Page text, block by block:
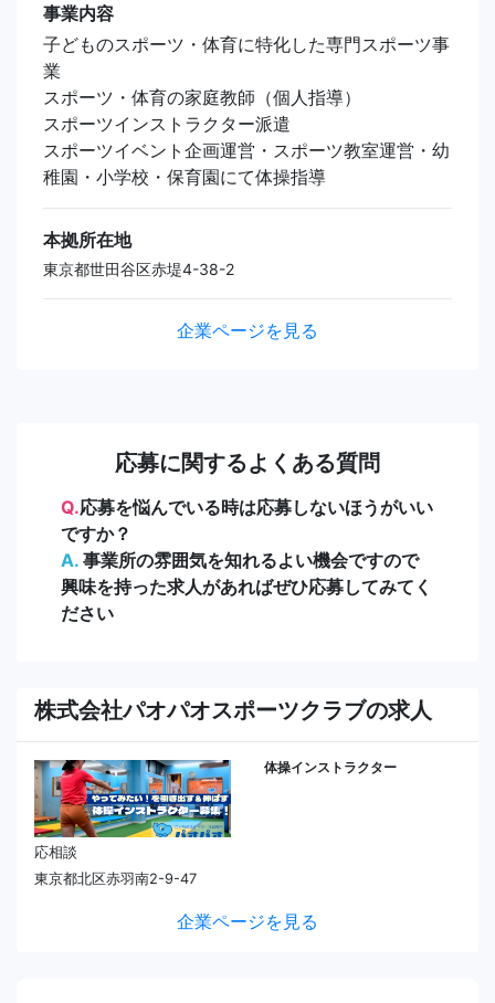
事業内容
子どものスポーツ・体育に特化した専門スポーツ事
業
スポーツ・体育の家庭教師（個人指導）
スポーツインストラクター派遣
スポーツイベント企画運営・スポーツ教室運営・幼
稚園・小学校・保育園にて体操指導
本拠所在地
東京都世田谷区赤堤4-38-2
企業ページを見る
応募に関するよくある質問
Q.応募を悩んでいる時は応募しないほうがいい
ですか？
A. 事業所の雰囲気を知れるよい機会ですので
興味を持った求人があればぜひ応募してみてく
ださい
株式会社パオパオスポーツクラブの求人
体操インストラクター
応相談
東京都北区赤羽南2-9-47
企業ページを見る